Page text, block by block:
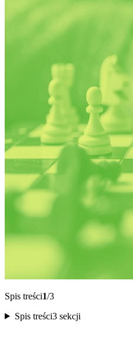
Spis treści1/3
Spis treści3 sekcji